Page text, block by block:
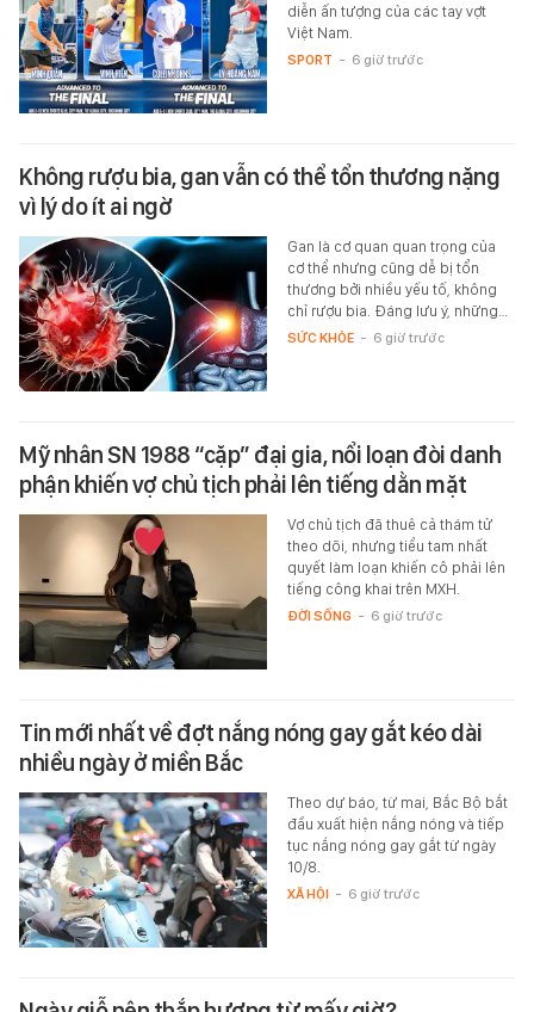
diễn ấn tượng của các tay vợt
Việt Nam.
SPORT - 6 giờ trước
Không rượu bia, gan vẫn có thể tổn thương nặng
vì lý do ít ai ngờ
Gan là cơ quan quan trọng của
cơ thể nhưng cũng dễ bị tổn
thương bởi nhiều yếu tố, không
chỉ rượu bia. Đáng lưu ý, những…
SỨC KHỎE - 6 giờ trước
Mỹ nhân SN 1988 “cặp” đại gia, nổi loạn đòi danh
phận khiến vợ chủ tịch phải lên tiếng dằn mặt
Vợ chủ tịch đã thuê cả thám tử
theo dõi, nhưng tiểu tam nhất
quyết làm loạn khiến cô phải lên
tiếng công khai trên MXH.
ĐỜI SỐNG - 6 giờ trước
Tin mới nhất về đợt nắng nóng gay gắt kéo dài
nhiều ngày ở miền Bắc
Theo dự báo, từ mai, Bắc Bộ bắt
đầu xuất hiện nắng nóng và tiếp
tục nắng nóng gay gắt từ ngày
10/8.
XÃ HỘI - 6 giờ trước